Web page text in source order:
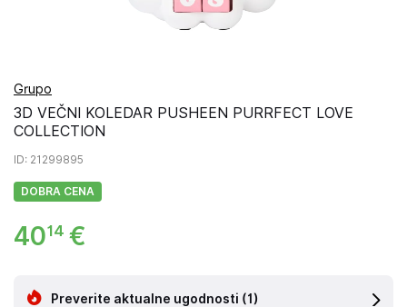
Grupo
3D VEČNI KOLEDAR PUSHEEN PURRFECT LOVE
COLLECTION
ID: 21299895
DOBRA CENA
4014 €
Preverite aktualne ugodnosti (1)